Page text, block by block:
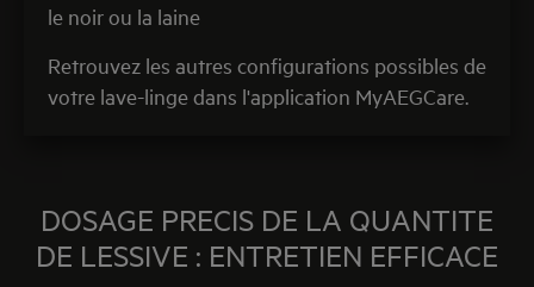
le noir ou la laine
Retrouvez les autres configurations possibles de
votre lave-linge dans l'application MyAEGCare.
DOSAGE PRECIS DE LA QUANTITE
DE LESSIVE : ENTRETIEN EFFICACE